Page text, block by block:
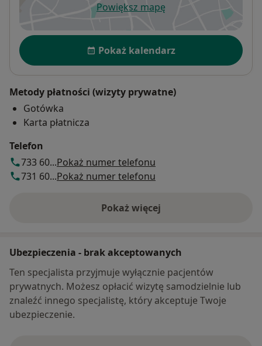
Powiększ mapęotwiera się w nowej karcie
Dostępność
Pokaż kalendarz
Metody płatności (wizyty prywatne)
Gotówka
Karta płatnicza
Telefon
733 60...Pokaż numer telefonu
731 60...Pokaż numer telefonu
Pokaż więcej
o adresie
Ubezpieczenia - brak akceptowanych
Ten specjalista przyjmuje wyłącznie pacjentów
prywatnych. Możesz opłacić wizytę samodzielnie lub
znaleźć innego specjalistę, który akceptuje Twoje
ubezpieczenie.